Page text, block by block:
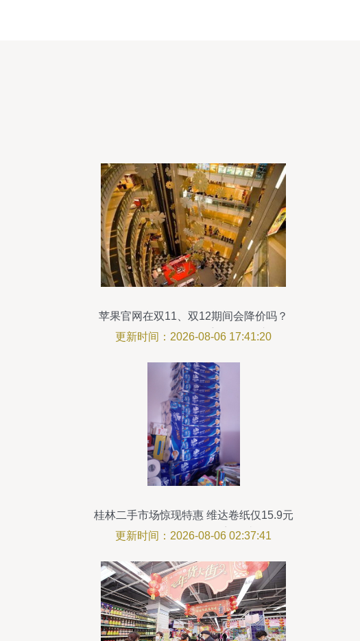
苹果官网在双11、双12期间会降价吗？
——解析降价策略及二手日用百货市场的
更新时间：2026-08-06 17:41:20
桂林二手市场惊现特惠 维达卷纸仅15.9元
一提，日用百货不容错过
更新时间：2026-08-06 02:37:41